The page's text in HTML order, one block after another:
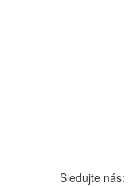
Sledujte nás: